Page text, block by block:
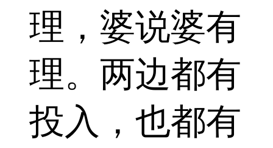
理，婆说婆有
理。两边都有
投入，也都有